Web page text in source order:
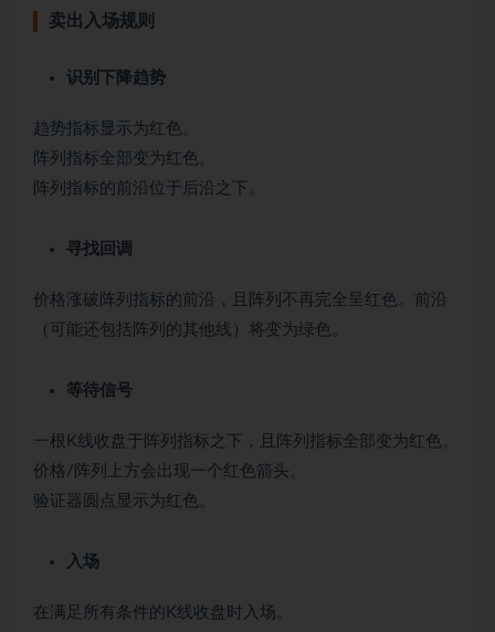
卖出入场规则
识别下降趋势
趋势指标显示为红色。
阵列指标全部变为红色。
阵列指标的前沿位于后沿之下。
寻找回调
价格涨破阵列指标的前沿，且阵列不再完全呈红色。前沿
（可能还包括阵列的其他线）将变为绿色。
等待信号
一根K线收盘于阵列指标之下，且阵列指标全部变为红色。
价格/阵列上方会出现一个红色箭头。
验证器圆点显示为红色。
入场
在满足所有条件的K线收盘时入场。